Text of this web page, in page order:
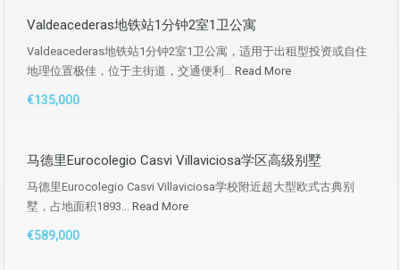
Valdeacederas地铁站1分钟2室1卫公寓
Valdeacederas地铁站1分钟2室1卫公寓，适用于出租型投资或自住
地理位置极佳，位于主街道，交通便利... Read More
€135,000
马德里Eurocolegio Casvi Villaviciosa学区高级别墅
马德里Eurocolegio Casvi Villaviciosa学校附近超大型欧式古典别
墅，占地面积1893... Read More
€589,000